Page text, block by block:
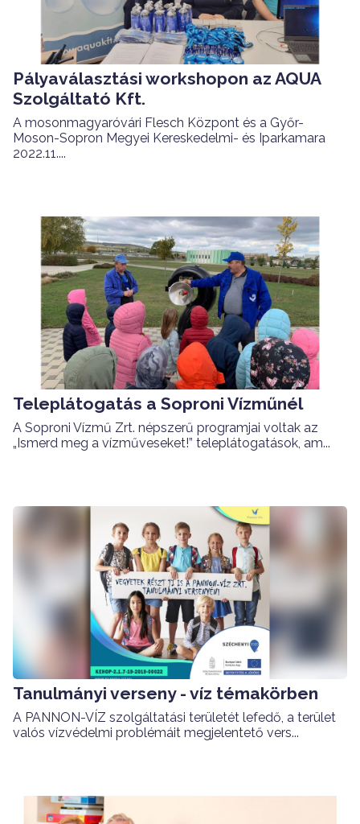
Pályaválasztási workshopon az AQUA
Szolgáltató Kft.
A mosonmagyaróvári Flesch Központ és a Győr-
Moson-Sopron Megyei Kereskedelmi- és Iparkamara
2022.11....
Teleplátogatás a Soproni Vízműnél
A Soproni Vízmű Zrt. népszerű programjai voltak az
„Ismerd meg a vízműveseket!” teleplátogatások, am...
Tanulmányi verseny - víz témakörben
A PANNON-VÍZ szolgáltatási területét lefedő, a terület
valós vízvédelmi problémáit megjelentető vers...